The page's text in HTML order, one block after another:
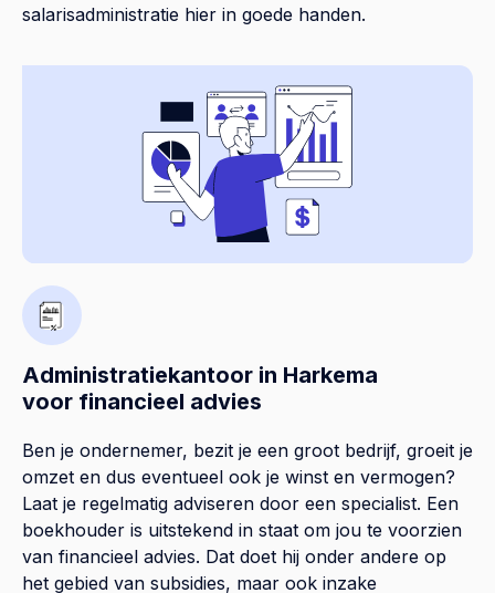
salarisadministratie hier in goede handen.
Administratiekantoor in Harkema
voor financieel advies
Ben je ondernemer, bezit je een groot bedrijf, groeit je
omzet en dus eventueel ook je winst en vermogen?
Laat je regelmatig adviseren door een specialist. Een
boekhouder is uitstekend in staat om jou te voorzien
van financieel advies. Dat doet hij onder andere op
het gebied van subsidies, maar ook inzake